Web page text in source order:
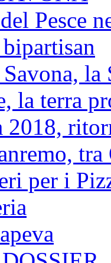
Pesce
la
la terra
2018,
per i